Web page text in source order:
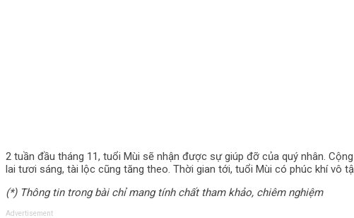
2 tuần đầu tháng 11, tuổi Mùi sẽ nhận được sự giúp đỡ của quý nhân.
lai tươi sáng, tài lộc cũng tăng theo. Thời gian tới, tuổi Mùi có phúc khí vô
(*) Thông tin trong bài chỉ mang tính chất tham khảo, chiêm nghiệm
Advertisement